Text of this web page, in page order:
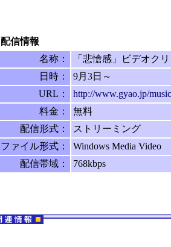
配信情報
名称：
「悲愴感」ビデオク
日時：
9月3日～
URL：
http://www.gyao.jp/
料金：
無料
配信形式：
ストリーミング
ファイル形式：
Windows Media Video
配信帯域：
768kbps